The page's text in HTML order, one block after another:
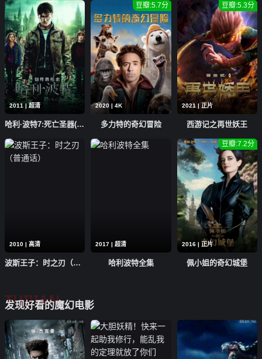
2011 | 超清
哈利·波特7:死亡圣器(下)
2020 | 4K
豆瓣:5.7分
多力特的奇幻冒险
2021 | 正片
豆瓣:5.3分
西游记之再世妖王
2010 | 高清
波斯王子：时之刃（普通话）
2017 | 超清
哈利波特全集
2016 | 正片
豆瓣:7.2分
佩小姐的奇幻城堡
发现好看的魔幻电影
TUIJIAN